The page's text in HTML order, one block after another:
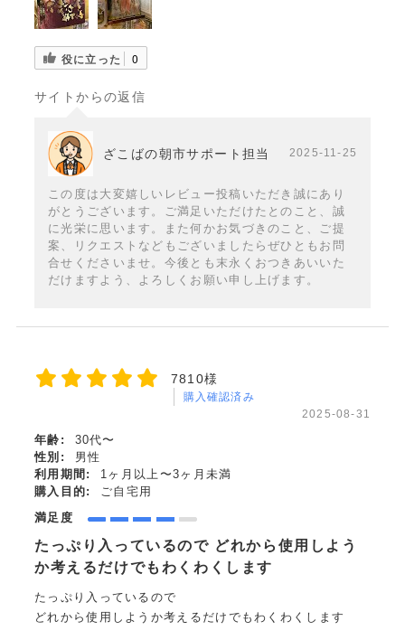
役に立った 0
サイトからの返信
ざこばの朝市サポート担当 2025-11-25
この度は大変嬉しいレビュー投稿いただき誠にあり
がとうございます。ご満足いただけたとのこと、誠
に光栄に思います。また何かお気づきのこと、ご提
案、リクエストなどもございましたらぜひともお問
合せくださいませ。今後とも末永くおつきあいいた
だけますよう、よろしくお願い申し上げます。
7810様
購入確認済み
2025-08-31
年齢:
30代〜
性別:
男性
利用期間:
1ヶ月以上〜3ヶ月未満
購入目的:
ご自宅用
満足度
たっぷり入っているので どれから使用しよう
か考えるだけでもわくわくします
たっぷり入っているので
どれから使用しようか考えるだけでもわくわくします